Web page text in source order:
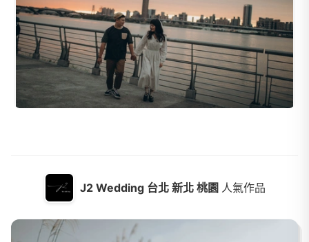
J2 Wedding 台北 新北 桃園 人氣作品